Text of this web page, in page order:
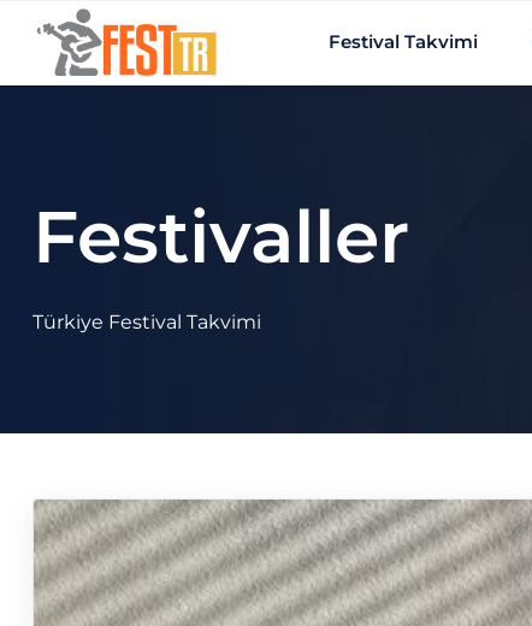
Ana içeriğe atla
Festival Takvimi
Festivaller
Türkiye Festival Takvimi